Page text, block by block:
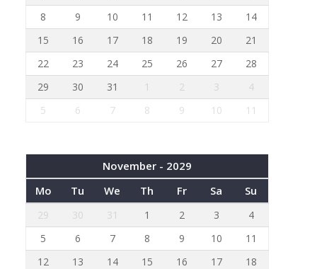
8
9 10 11 12 13
14
15
16 17 18 19 20
21
22
23 24 25 26 27
28
29
30 31 1 2 3
4
5
6 7 8 9 10 11
November - 2029
Mo
Tu We Th Fr Sa Su
29 30 31 1 2 3
4
5
6 7 8 9 10
11
12
13 14 15 16 17
18